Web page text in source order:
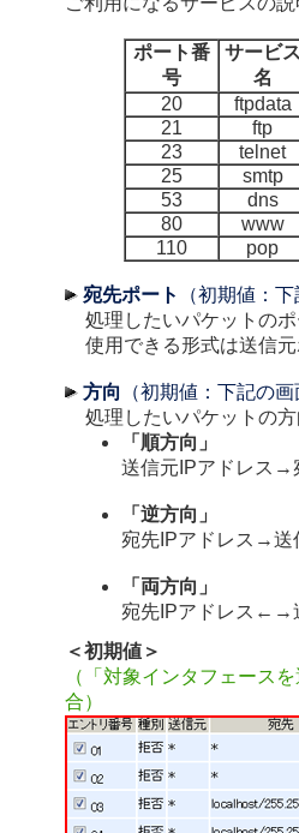
ポート番
号
サービス
名
20
ftpdata
21
ftp
23
telnet
25
smtp
53
dns
80
www
110
pop
宛先ポート
（初期値：
処理したいパケットの
使用できる形式は送信元
方向
（初期値：下記の画
処理したいパケットの方
「順方向」
送信元IPアドレス→
「逆方向」
宛先IPアドレス→送
「両方向」
宛先IPアドレス←→
＜初期値＞
（「対象インタフェース
合）